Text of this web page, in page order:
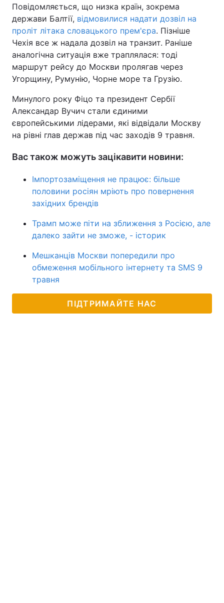
Повідомляється, що низка країн, зокрема
держави Балтії, відмовилися надати дозвіл на
проліт літака словацького прем'єра. Пізніше
Чехія все ж надала дозвіл на транзит. Раніше
аналогічна ситуація вже траплялася: тоді
маршрут рейсу до Москви пролягав через
Угорщину, Румунію, Чорне море та Грузію.
Минулого року Фіцо та президент Сербії
Александар Вучич стали єдиними
європейськими лідерами, які відвідали Москву
на рівні глав держав під час заходів 9 травня.
Вас також можуть зацікавити новини:
Імпортозаміщення не працює: більше
половини росіян мріють про повернення
західних брендів
Трамп може піти на зближення з Росією, але
далеко зайти не зможе, - історик
Мешканців Москви попередили про
обмеження мобільного інтернету та SMS 9
травня
ПІДТРИМАЙТЕ НАС